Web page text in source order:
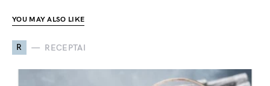
YOU MAY ALSO LIKE
R RECEPTAI